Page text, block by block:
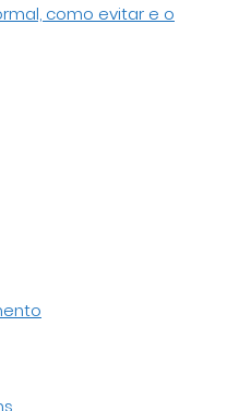
como evitar e o